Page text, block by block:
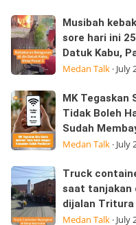
dan
Moto
GP
Edition
hadir
Musibah
kebakaran
yabg
tarjadi
sore
hari
ini
25/07/2026
dijalan
Datuk
Kabu,
Pasar
Musibah
sore hari ini
Datuk Kabu,
Medan Talk· July
MK
Tegaskan
Sisa
Kuota
Internet
Tidak
Boleh
Hangus:
MK Tegaskan
Tidak Boleh
Sudah
Medan Talk· July
Truck
container
tidak
Truck
saat tanjakan
dijalan Tritura
Medan Talk· July